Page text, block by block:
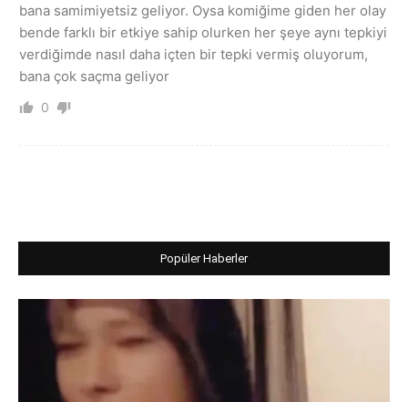
bana samimiyetsiz geliyor. Oysa komiğime giden her olay
bende farklı bir etkiye sahip olurken her şeye aynı tepkiyi
verdiğimde nasıl daha içten bir tepki vermiş oluyorum,
bana çok saçma geliyor
0
Popüler Haberler